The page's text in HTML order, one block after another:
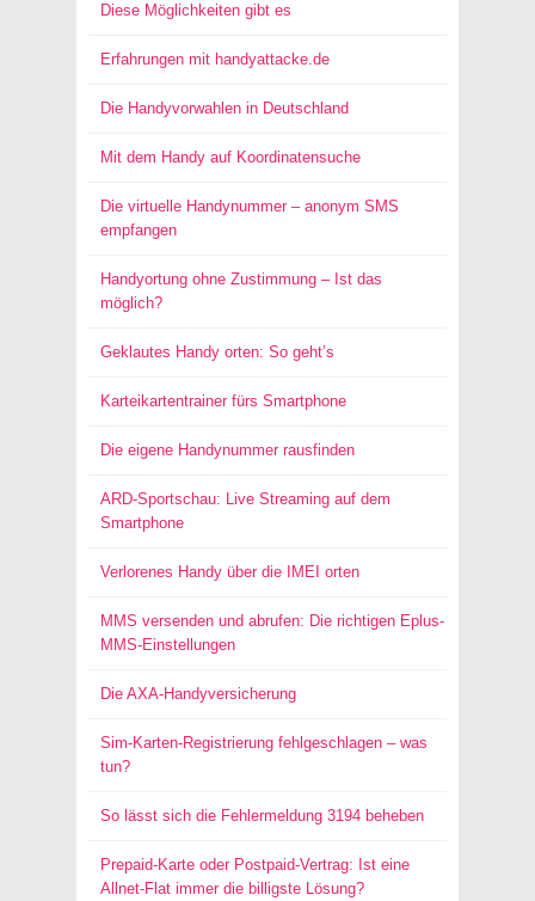
Diese Möglichkeiten gibt es
Erfahrungen mit handyattacke.de
Die Handyvorwahlen in Deutschland
Mit dem Handy auf Koordinatensuche
Die virtuelle Handynummer – anonym SMS
empfangen
Handyortung ohne Zustimmung – Ist das
möglich?
Geklautes Handy orten: So geht’s
Karteikartentrainer fürs Smartphone
Die eigene Handynummer rausfinden
ARD-Sportschau: Live Streaming auf dem
Smartphone
Verlorenes Handy über die IMEI orten
MMS versenden und abrufen: Die richtigen Eplus-
MMS-Einstellungen
Die AXA-Handyversicherung
Sim-Karten-Registrierung fehlgeschlagen – was
tun?
So lässt sich die Fehlermeldung 3194 beheben
Prepaid-Karte oder Postpaid-Vertrag: Ist eine
Allnet-Flat immer die billigste Lösung?